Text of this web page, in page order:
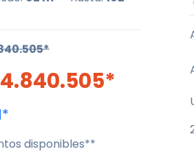
disponibles**